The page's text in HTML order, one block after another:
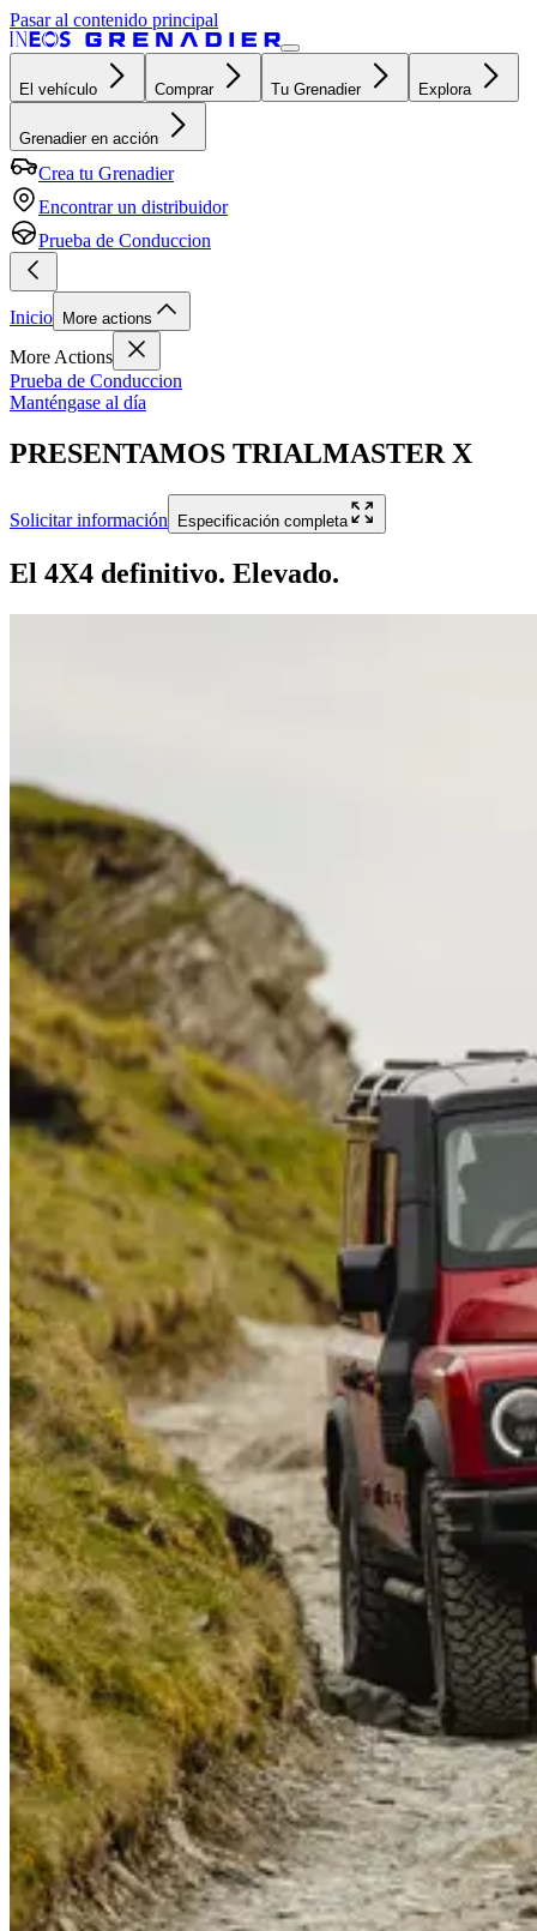
Pasar al contenido principal
El vehículo Comprar Tu Grenadier Explora
Grenadier en acción
Crea tu Grenadier
Encontrar un distribuidor
Prueba de Conduccion
Inicio More actions
More Actions
Prueba de Conduccion
Manténgase al día
PRESENTAMOS TRIALMASTER X
Solicitar información Especificación completa
El 4X4 definitivo. Elevado.